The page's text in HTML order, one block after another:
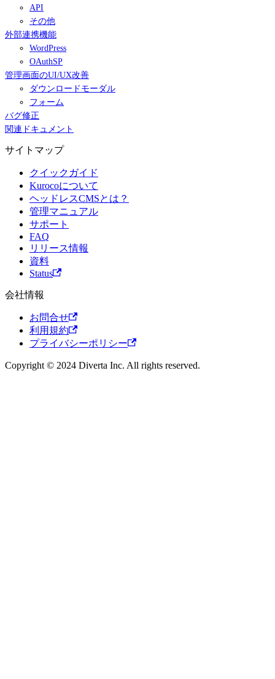
API
その他
外部連携機能
WordPress
OAuthSP
管理画面のUI/UX改善
ダウンロードモーダル
フォーム
バグ修正
関連ドキュメント
サイトマップ
クイックガイド
Kurocoについて
ヘッドレスCMSとは？
管理マニュアル
サポート
FAQ
リリース情報
資料
Status
会社情報
お問合せ
利用規約
プライバシーポリシー
Copyright © 2024 Diverta Inc. All rights reserved.